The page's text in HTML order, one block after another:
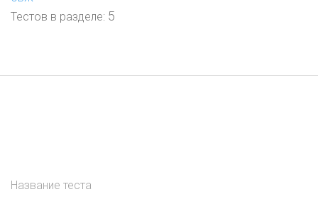
Тестов в разделе: 5
Название теста